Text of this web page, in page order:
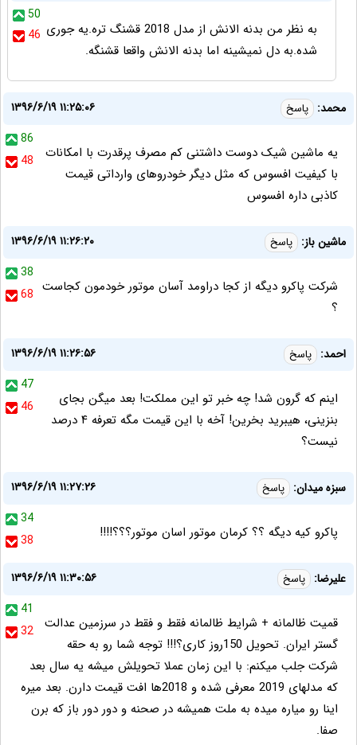
50
46 به نظر من بدنه الانش از مدل 2018 قشنگ تره.یه جوری
شده.به دل نميشينه اما بدنه الانش واقعا قشنگه.
محمد: پاسخ
۱۳۹۶/۶/۱۹ ۱۱:۲۵:۰۶
86
48
یه ماشین شیک دوست داشتنی کم مصرف پرقدرت با امکانات
با کیفیت افسوس که مثل دیگر خودروهای وارداتی قیمت
کاذبی داره افسوس
ماشین باز: پاسخ
۱۳۹۶/۶/۱۹ ۱۱:۲۶:۲۰
38
68 شرکت پاکرو دیگه از کجا دراومد آسان موتور خودمون کجاست
؟
احمد: پاسخ
۱۳۹۶/۶/۱۹ ۱۱:۲۶:۵۶
47
46
اینم که گرون شد! چه خبر تو این مملکت! بعد میگن بجای
بنزینی، هیبرید بخرین! آخه با این قیمت مگه تعرفه ۴ درصد
نیست؟
سبزه میدان: پاسخ
۱۳۹۶/۶/۱۹ ۱۱:۲۷:۲۶
34
38
پاکرو کیه دیگه ؟؟ کرمان موتور اسان موتور؟؟؟!!!!
علیرضا: پاسخ
۱۳۹۶/۶/۱۹ ۱۱:۳۰:۵۶
41
32
قمیت ظالمانه + شرایط ظالمانه فقط و فقط در سرزمین عدالت
گستر ایران. تحویل 150روز کاری؟!!! توجه شما رو به حقه
شرکت جلب میکنم: با این زمان عملا تحویلش میشه یه سال بعد
که مدلهای 2019 معرفی شده و 2018ها افت قیمت دارن. بعد میره
اینا رو میاره میده به ملت همیشه در صحنه و دور دور باز که برن
صفا.